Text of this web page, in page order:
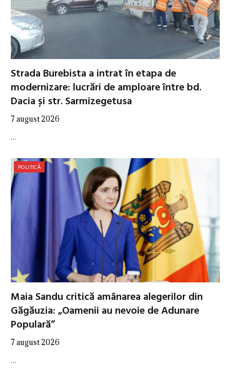
Strada Burebista a intrat în etapa de
modernizare: lucrări de amploare între bd.
Dacia și str. Sarmizegetusa
7 august 2026
…
POLITICĂ
Maia Sandu critică amânarea alegerilor din
Găgăuzia: „Oamenii au nevoie de Adunare
Populară”
7 august 2026
…